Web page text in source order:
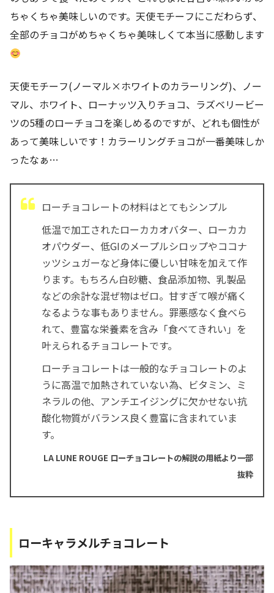
ちゃくちゃ美味しいのです。天使モチーフにこだわらず、
全部のチョコがめちゃくちゃ美味しくて本当に感動します
天使モチーフ(ノーマル×ホワイトのカラーリング)、ノー
マル、ホワイト、ローナッツ入りチョコ、ラズベリービー
ツの5種のローチョコを楽しめるのですが、どれも個性が
あって美味しいです！カラーリングチョコが一番美味しか
ったなぁ…
ローチョコレートの材料はとてもシンプル
低温で加工されたローカカオバター、ローカカ
オパウダー、低GIのメープルシロップやココナ
ッツシュガーなど身体に優しい甘味を加えて作
ります。もちろん白砂糖、食品添加物、乳製品
などの余計な混ぜ物はゼロ。甘すぎて喉が痛く
なるような事もありません。罪悪感なく食べら
れて、豊富な栄養素を含み「食べてきれい」を
叶えられるチョコレートです。
ローチョコレートは一般的なチョコレートのよ
うに高温で加熱されていない為、ビタミン、ミ
ネラルの他、アンチエイジングに欠かせない抗
酸化物質がバランス良く豊富に含まれていま
す。
LA LUNE ROUGE ローチョコレートの解説の用紙より一部
抜粋
ローキャラメルチョコレート